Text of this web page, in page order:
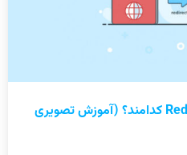
ریدایرکت چیست؟ انواع Redirect کدامند؟ (آموزش تصویری